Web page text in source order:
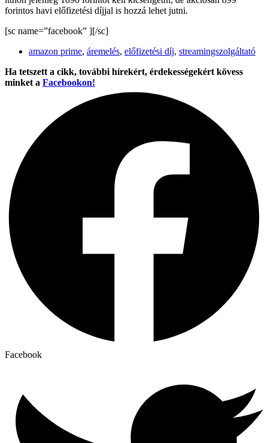
forintos havi előfizetési díjjal is hozzá lehet jutni.
[sc name=”facebook” ][/sc]
amazon prime, áremelés, előfizetési díj, streamingszolgáltató
Ha tetszett a cikk, további hírekért, érdekességekért kövess
minket a Facebookon!
Facebook